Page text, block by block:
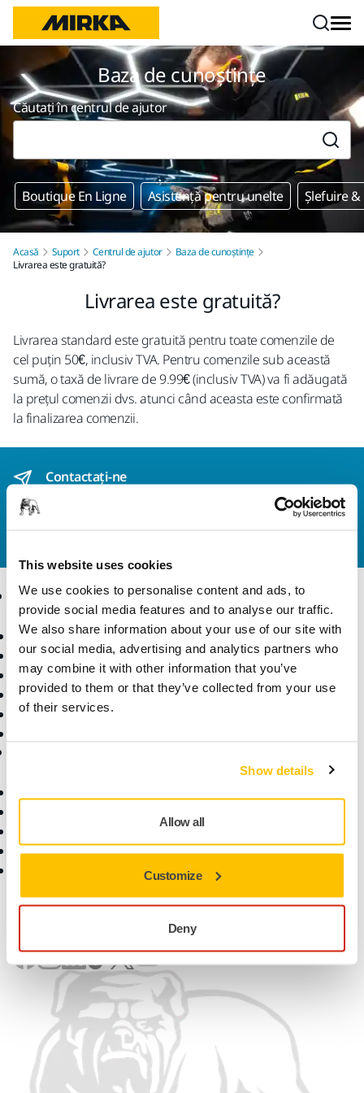
This website uses cookies
We use cookies to personalise content and ads, to
provide social media features and to analyse our traffic.
We also share information about your use of our site with
our social media, advertising and analytics partners who
may combine it with other information that you’ve
provided to them or that they’ve collected from your use
of their services.
Show details
Allow all
Customize
Deny
Baza de cunoștințe
Căutați în centrul de ajutor
Boutique En Ligne Asistență pentru unelte Șlefuire
Acasă Suport Centrul de ajutor
Baza de cunoștințe
Livrarea este gratuită?
Livrarea este gratuită?
Livrarea standard este gratuită pentru toate comenzile de
cel puțin 50€, inclusiv TVA. Pentru comenzile sub această
sumă, o taxă de livrare de 9.99€ (inclusiv TVA) va fi adăugată
la prețul comenzii dvs. atunci când aceasta este confirmată
la finalizarea comenzii.
Contactaţi-ne
Vă rugăm să ne contactați
iar echipa noastră de suport formată din experți vă
Produse
Scule electrice
Șlefuire fără praf
Abrazivi și compuși
Accesorii și consumabile
Superabrazivi
Expertiză
Industrii
Aplicații
Soluții
Centrul de ajutor
Newsletter
Știri
Carieră
Pentru Parteneri